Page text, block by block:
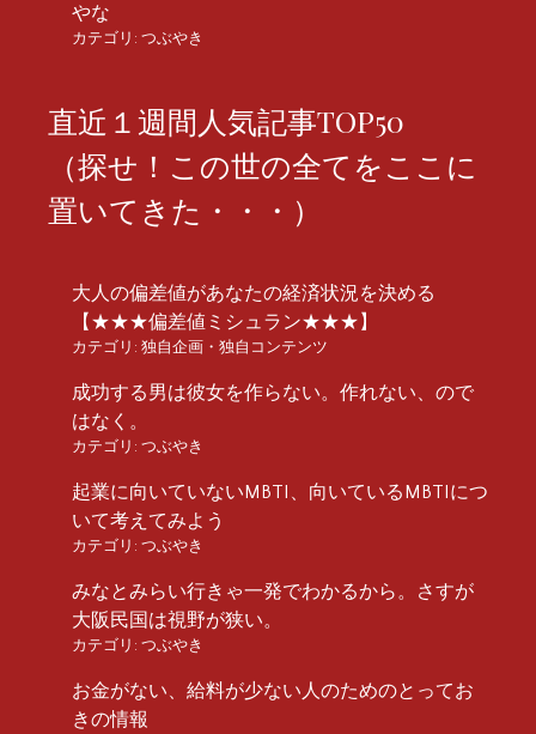
やな
カテゴリ: つぶやき
直近１週間人気記事TOP50
（探せ！この世の全てをここに
置いてきた・・・）
大人の偏差値があなたの経済状況を決める
【★★★偏差値ミシュラン★★★】
カテゴリ: 独自企画・独自コンテンツ
成功する男は彼女を作らない。作れない、ので
はなく。
カテゴリ: つぶやき
起業に向いていないMBTI、向いているMBTIにつ
いて考えてみよう
カテゴリ: つぶやき
みなとみらい行きゃ一発でわかるから。さすが
大阪民国は視野が狭い。
カテゴリ: つぶやき
お金がない、給料が少ない人のためのとってお
きの情報